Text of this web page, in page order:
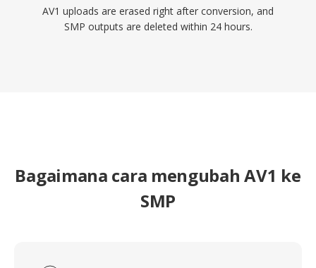
AV1 uploads are erased right after conversion, and
SMP outputs are deleted within 24 hours.
Bagaimana cara mengubah AV1 ke
SMP